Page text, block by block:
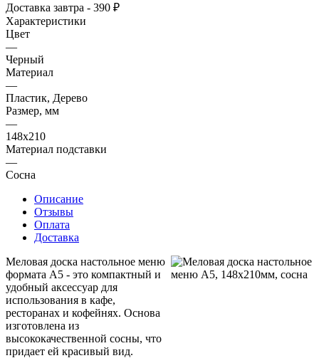
Доставка завтра - 390 ₽
Характеристики
Цвет
—
Черный
Материал
—
Пластик, Дерево
Размер, мм
—
148х210
Материал подставки
—
Сосна
Описание
Отзывы
Оплата
Доставка
Меловая доска настольное меню
формата А5 - это компактный и
удобный аксессуар для
использования в кафе,
ресторанах и кофейнях. Основа
изготовлена из
высококачественной сосны, что
придает ей красивый вид.